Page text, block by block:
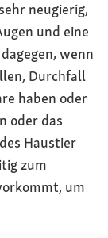
neugierig,
und eine
wenn
Durchfall
haben oder
oder das
Haustier
zum
um